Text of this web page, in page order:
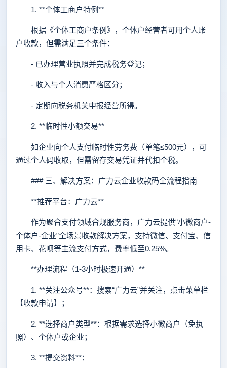
1. **个体工商户特例**
根据《个体工商户条例》，个体户经营者可用个人账
户收款，但需满足三个条件：
- 已办理营业执照并完成税务登记；
- 收入与个人消费严格区分；
- 定期向税务机关申报经营所得。
2. **临时性小额交易**
如企业向个人支付临时性劳务费（单笔≤500元），可
通过个人码收取，但需留存交易凭证并代扣个税。
### 三、解决方案：广力云企业收款码全流程指南
**推荐平台：广力云**
作为聚合支付领域合规服务商，广力云提供“小微商户-
个体户-企业”全场景收款解决方案，支持微信、支付宝、信
用卡、花呗等主流支付方式，费率低至0.25%。
**办理流程（1-3小时极速开通）**
1. **关注公众号**：搜索“广力云”并关注，点击菜单栏
【收款申请】；
2. **选择商户类型**：根据需求选择小微商户（免执
照）、个体户或企业；
3. **提交资料**：